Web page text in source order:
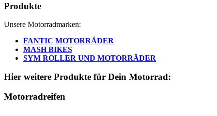
Produkte
Unsere Motorradmarken:
FANTIC MOTORRÄDER
MASH BIKES
SYM ROLLER UND MOTORRÄDER
Hier weitere Produkte für Dein Motorrad:
Motorradreifen